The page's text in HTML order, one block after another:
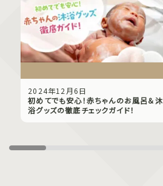
2024年12月6日
初めてでも安心！赤ちゃんのお風呂＆沐
浴グッズの徹底チェックガイド！